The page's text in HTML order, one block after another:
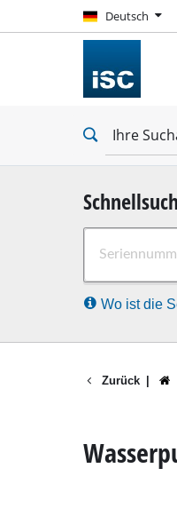
Deutsch
Deutsch
Wo ist die
Zurück